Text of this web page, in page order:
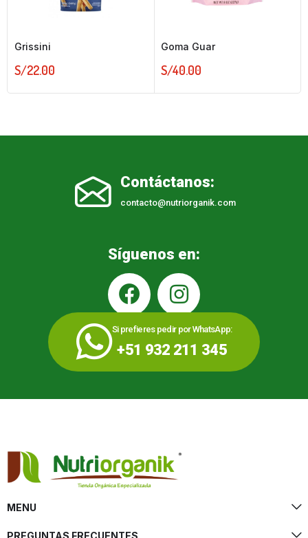
Grissini
S/22.00
Goma Guar
S/40.00
Contáctanos:
contacto@nutriorganik.com
Síguenos en:
Si prefieres pedir por WhatsApp:
+51 932 211 345
MENU
PREGUNTAS FRECUENTES